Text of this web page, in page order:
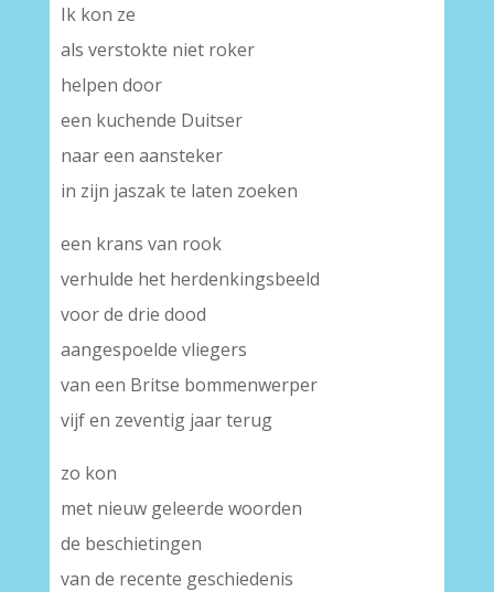
Ik kon ze
als verstokte niet roker
helpen door
een kuchende Duitser
naar een aansteker
in zijn jaszak te laten zoeken
een krans van rook
verhulde het herdenkingsbeeld
voor de drie dood
aangespoelde vliegers
van een Britse bommenwerper
vijf en zeventig jaar terug
zo kon
met nieuw geleerde woorden
de beschietingen
van de recente geschiedenis